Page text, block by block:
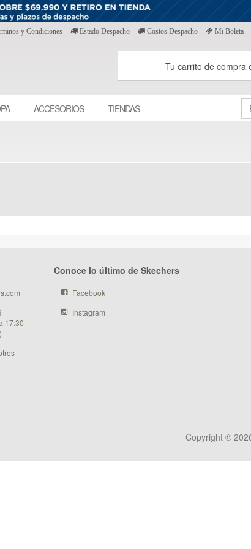
y Condiciones Estado Despacho Costos Despacho Mi Boleta
Tu carrito de compra
ACCESORIOS TIENDAS
17:30 -
Conoce lo último de Skechers
Facebook
Instagram
Copyright ©